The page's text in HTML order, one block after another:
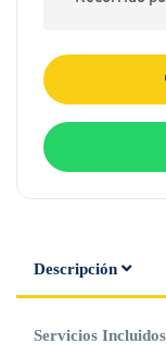
Descripción
Servicios Incluidos